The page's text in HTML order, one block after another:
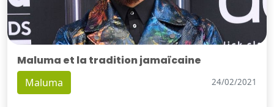
Maluma et la tradition jamaïcaine
Maluma 24/02/2021